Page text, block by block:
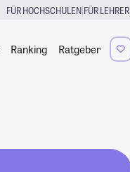
FÜR HOCHSCHULEN|FÜR LEHRER
Ranking Ratgeber